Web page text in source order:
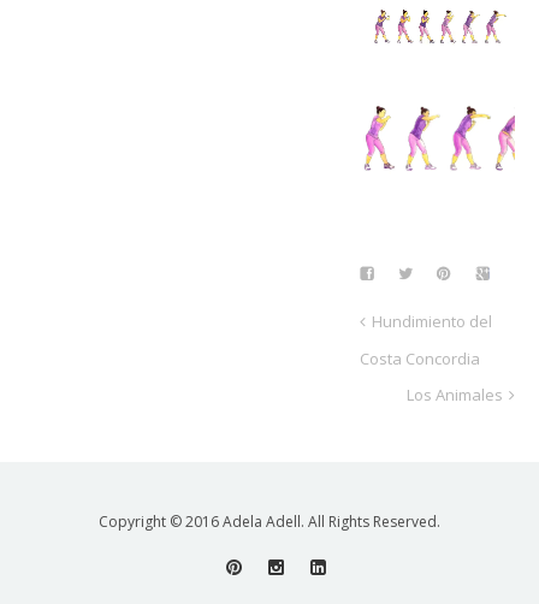
Hundimiento del
Costa Concordia
Los Animales
Copyright © 2016 Adela Adell. All Rights Reserved.